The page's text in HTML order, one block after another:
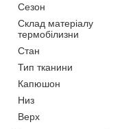
Сезон
Склад матеріалу
термобілизни
Стан
Тип тканини
Капюшон
Низ
Верх